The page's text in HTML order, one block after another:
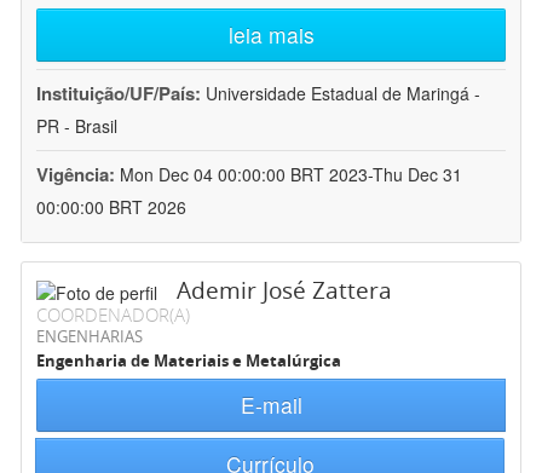
leia mais
Instituição/UF/País: Universidade Estadual de Maringá -
PR - Brasil
Vigência: Mon Dec 04 00:00:00 BRT 2023-Thu Dec 31
00:00:00 BRT 2026
Ademir José Zattera
COORDENADOR(A)
ENGENHARIAS
Engenharia de Materiais e Metalúrgica
E-mail
Currículo